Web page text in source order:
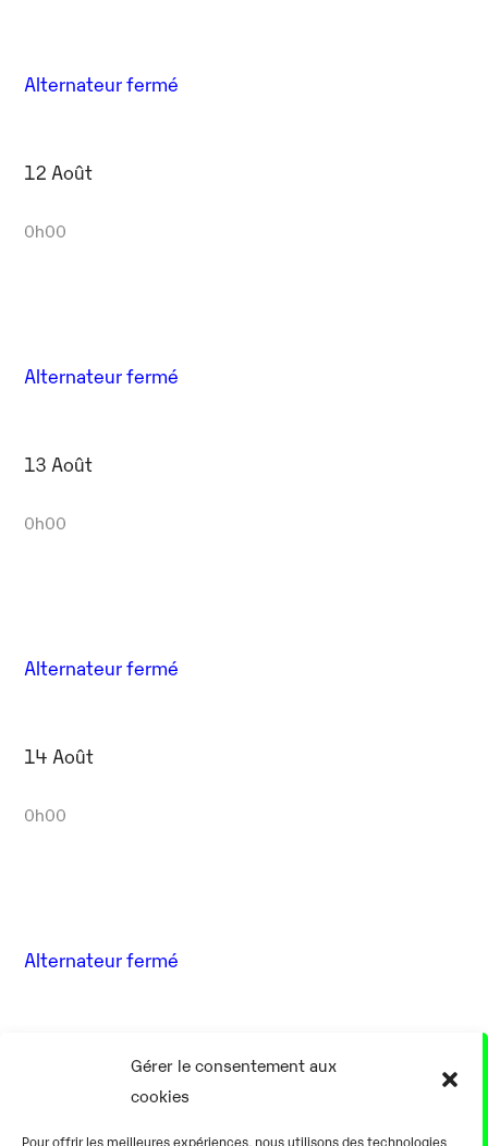
Gérer le consentement aux
cookies
Pour offrir les meilleures expériences, nous utilisons des technologies
Alternateur fermé
12 Août
0h00
Alternateur fermé
13 Août
0h00
Alternateur fermé
14 Août
0h00
Alternateur fermé